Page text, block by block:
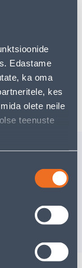
Edastame
ka oma
kes
olete neile
teenuste
et leida
82 .54 €
49.52 €